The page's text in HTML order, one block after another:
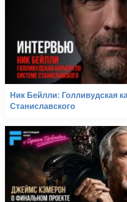
Ник Бейлли: Голливудская
Станиславского